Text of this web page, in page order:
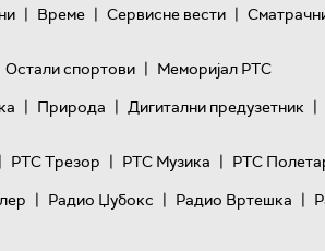
| Време | Сервисне вести |
Остали спортови | Меморијал РТС
| Природа | Дигитални предузетник |
РТС Трезор | РТС Музика | РТС
| Радио Џубокс | Радио Вртешка |